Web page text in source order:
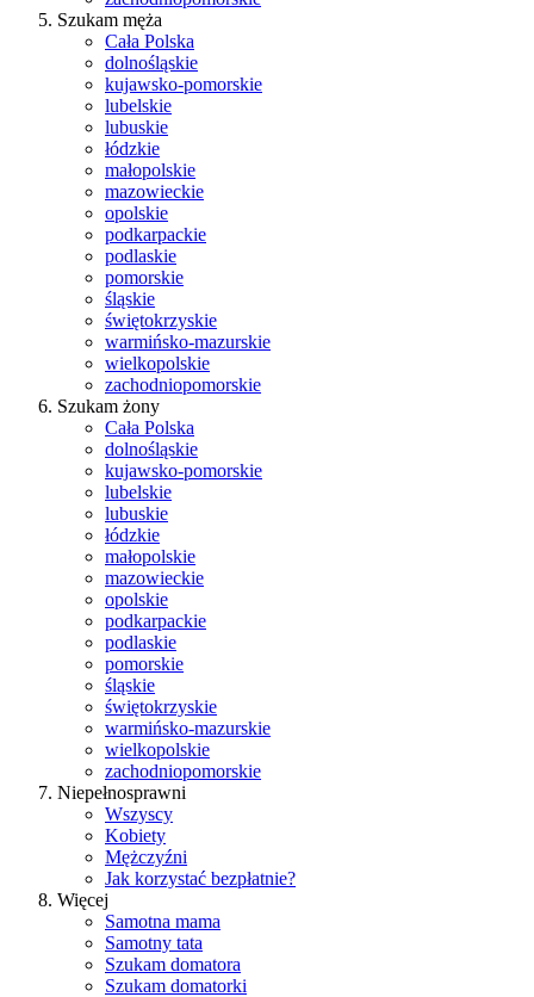
Szukam męża
Cała Polska
dolnośląskie
kujawsko-pomorskie
lubelskie
lubuskie
łódzkie
małopolskie
mazowieckie
opolskie
podkarpackie
podlaskie
pomorskie
śląskie
świętokrzyskie
warmińsko-mazurskie
wielkopolskie
zachodniopomorskie
Szukam żony
Cała Polska
dolnośląskie
kujawsko-pomorskie
lubelskie
lubuskie
łódzkie
małopolskie
mazowieckie
opolskie
podkarpackie
podlaskie
pomorskie
śląskie
świętokrzyskie
warmińsko-mazurskie
wielkopolskie
zachodniopomorskie
Niepełnosprawni
Wszyscy
Kobiety
Mężczyźni
Jak korzystać bezpłatnie?
Więcej
Samotna mama
Samotny tata
Szukam domatora
Szukam domatorki